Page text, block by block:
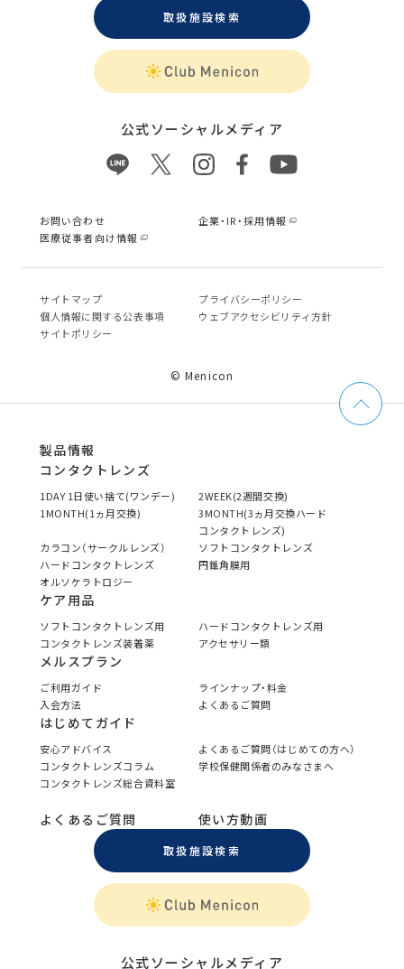
取扱施設検索
公式ソーシャルメディア
お問い合わせ
企業・IR・採用情報
医療従事者向け情報
サイトマップ
プライバシーポリシー
個⼈情報に関する公表事項
ウェブアクセシビリティ方針
サイトポリシー
© Menicon
製品情報
コンタクトレンズ
1DAY 1日使い捨て(ワンデー)
2WEEK(2週間交換)
1MONTH(1ヵ月交換)
3MONTH(3ヵ月交換ハード
コンタクトレンズ)
カラコン（サークルレンズ）
ソフトコンタクトレンズ
ハードコンタクトレンズ
円錐角膜用
オルソケラトロジー
ケア用品
ソフトコンタクトレンズ用
ハードコンタクトレンズ用
コンタクトレンズ装着薬
アクセサリー類
メルスプラン
ご利用ガイド
ラインナップ・料金
入会方法
よくあるご質問
はじめてガイド
安心アドバイス
よくあるご質問（はじめての方へ）
コンタクトレンズコラム
学校保健関係者のみなさまへ
コンタクトレンズ総合資料室
よくあるご質問 使い方動画
取扱施設検索
公式ソーシャルメディア